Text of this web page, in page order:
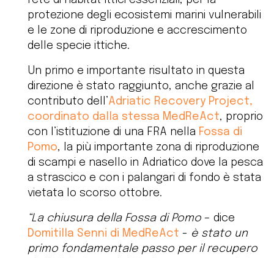
protezione degli ecosistemi marini vulnerabili
e le zone di riproduzione e accrescimento
delle specie ittiche.
Un primo e importante risultato in questa
direzione è stato raggiunto, anche grazie al
contributo dell’Adriatic Recovery Project,
coordinato dalla stessa MedReAct, proprio
con l’istituzione di una FRA nella Fossa di
Pomo, la più importante zona di riproduzione
di scampi e nasello in Adriatico dove la pesca
a strascico e con i palangari di fondo è stata
vietata lo scorso ottobre.
“La chiusura della Fossa di Pomo – dice
Domitilla Senni di MedReAct - è stato un
primo fondamentale passo per il recupero